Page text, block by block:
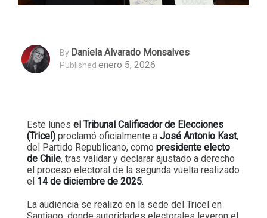
By Daniela Alvarado Monsalves
Published enero 5, 2026
Este lunes el Tribunal Calificador de Elecciones
(Tricel) proclamó oficialmente a José Antonio Kast,
del Partido Republicano, como presidente electo
de Chile, tras validar y declarar ajustado a derecho
el proceso electoral de la segunda vuelta realizado
el 14 de diciembre de 2025.
La audiencia se realizó en la sede del Tricel en